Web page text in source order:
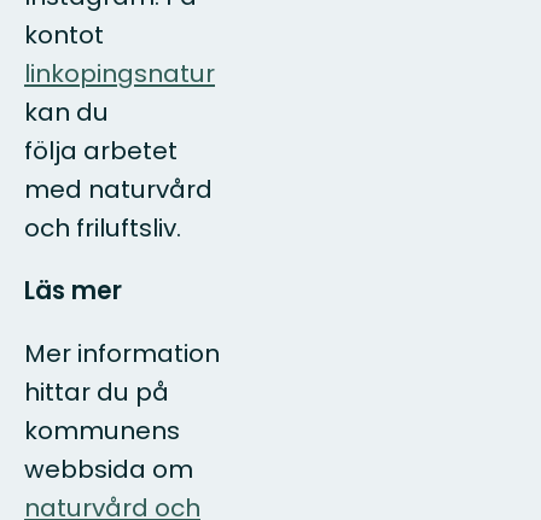
kontot
linkopingsnatur
kan du
följa arbetet
med naturvård
och friluftsliv.
Läs mer
Mer information
hittar du på
kommunens
webbsida om
naturvård och